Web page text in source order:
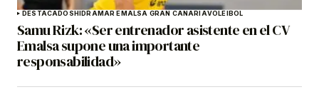
DESTACADOSHIDRAMAR EMALSA GRAN CANARIAVOLEIBOL
Samu Rizk: «Ser entrenador asistente en el CV
Emalsa supone una importante
responsabilidad»